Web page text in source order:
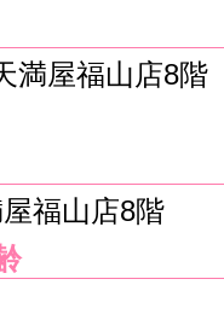
満屋福山店8階
福山店8階